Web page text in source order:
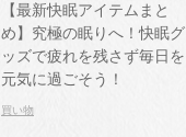
【最新快眠アイテムまと
め】究極の眠りへ！快眠グ
ッズで疲れを残さず毎日を
元気に過ごそう！
買い物